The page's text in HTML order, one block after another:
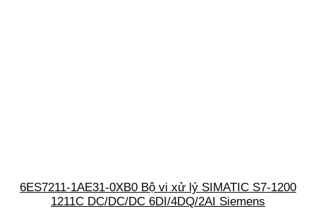
6ES7211-1AE31-0XB0 Bộ vi xử lý SIMATIC S7-1200
1211C DC/DC/DC 6DI/4DQ/2AI Siemens